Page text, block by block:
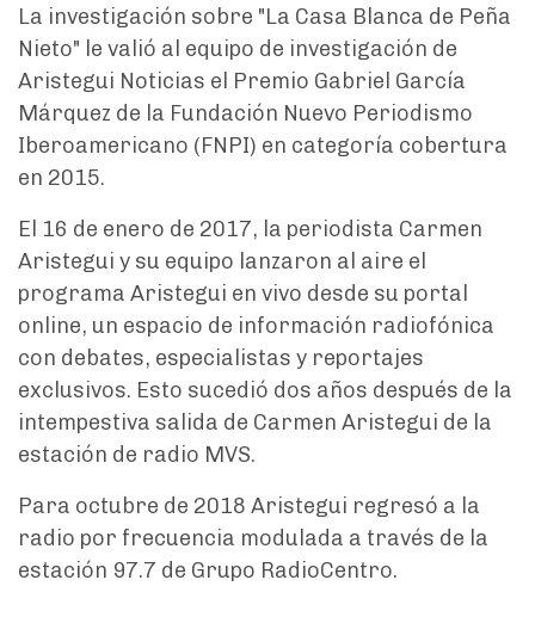
La investigación sobre "La Casa Blanca de Peña
Nieto" le valió al equipo de investigación de
Aristegui Noticias el Premio Gabriel García
Márquez de la Fundación Nuevo Periodismo
Iberoamericano (FNPI) en categoría cobertura
en 2015.
El 16 de enero de 2017, la periodista Carmen
Aristegui y su equipo lanzaron al aire el
programa Aristegui en vivo desde su portal
online, un espacio de información radiofónica
con debates, especialistas y reportajes
exclusivos. Esto sucedió dos años después de la
intempestiva salida de Carmen Aristegui de la
estación de radio MVS.
Para octubre de 2018 Aristegui regresó a la
radio por frecuencia modulada a través de la
estación 97.7 de Grupo RadioCentro.